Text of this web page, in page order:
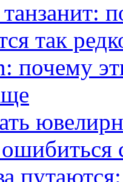
так
почему